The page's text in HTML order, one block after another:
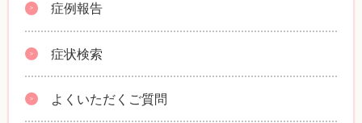
症例報告
症状検索
よくいただくご質問